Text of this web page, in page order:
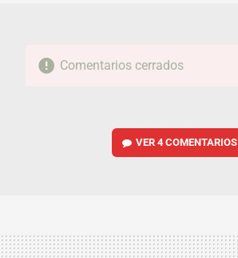
Comentarios cerrados
VER4 COMENTARIOS